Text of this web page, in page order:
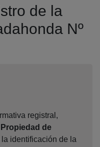
de la
Nº
registral,
de
identificación de la